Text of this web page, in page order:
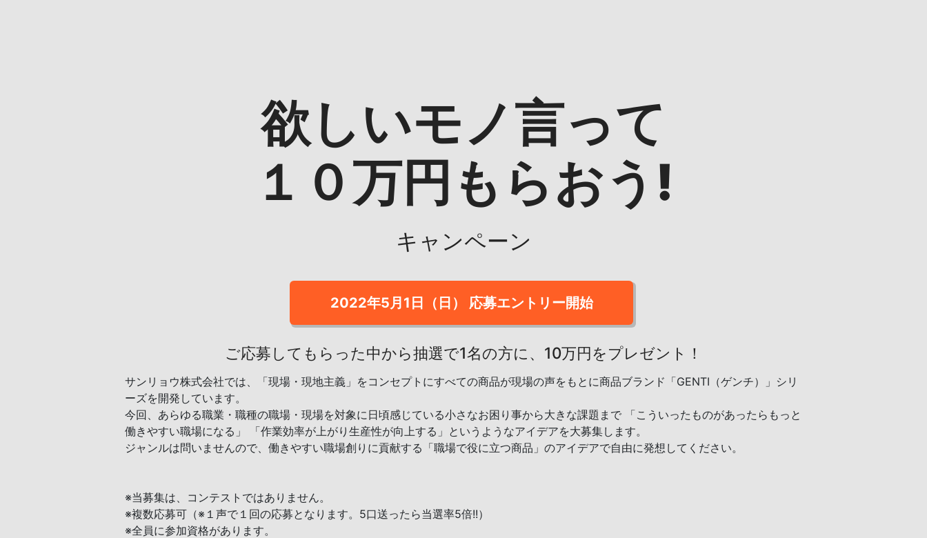
欲しいモノ言って
１０万円もらおう!
キャンペーン
2022年5月1日（日） 応募エントリー開始
ご応募してもらった中から抽選で1名の方に、10万円をプレゼント！
サンリョウ株式会社では、「現場・現地主義」をコンセプトにすべての商品が現場の声をもとに商品ブランド「GENTI（ゲンチ）」シリ
ーズを開発しています。
今回、あらゆる職業・職種の職場・現場を対象に日頃感じている小さなお困り事から大きな課題まで 「こういったものがあったらもっと
働きやすい職場になる」 「作業効率が上がり生産性が向上する」というようなアイデアを大募集します。
ジャンルは問いませんので、働きやすい職場創りに貢献する「職場で役に立つ商品」のアイデアで自由に発想してください。
※当募集は、コンテストではありません。
※複数応募可（※１声で１回の応募となります。5口送ったら当選率5倍!!）
※全員に参加資格があります。